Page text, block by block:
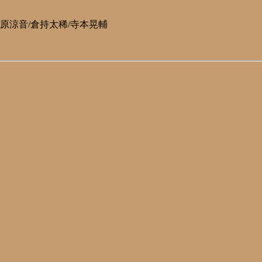
涼音/倉持太稀/寺本晃輔